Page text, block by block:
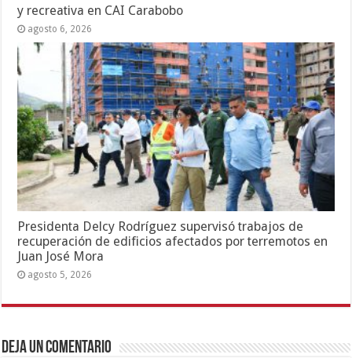
y recreativa en CAI Carabobo
agosto 6, 2026
Presidenta Delcy Rodríguez supervisó trabajos de
recuperación de edificios afectados por terremotos en
Juan José Mora
agosto 5, 2026
Deja un comentario